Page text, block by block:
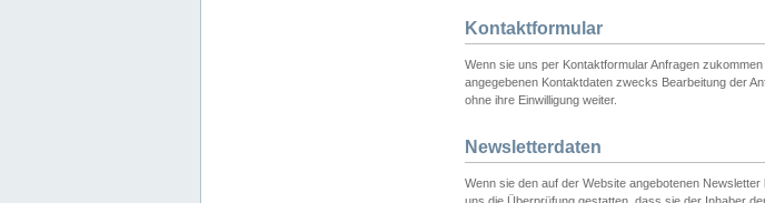
Kontaktformular
Wenn sie uns per Kontaktformular Anfragen
angegebenen Kontaktdaten zwecks Bearbeitung der
ohne ihre Einwilligung weiter.
Newsletterdaten
Wenn sie den auf der Website angebotenen
uns die Überprüfung gestatten, dass sie der Inhaber